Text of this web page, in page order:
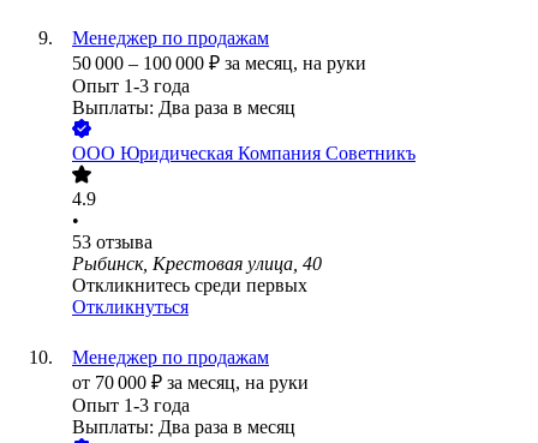
Менеджер по продажам
50 000 – 100 000 ₽ за месяц, на руки
Опыт 1-3 года
Выплаты: Два раза в месяц
ООО Юридическая Компания Советникъ
4.9
•
53 отзыва
Рыбинск, Крестовая улица, 40
Откликнитесь среди первых
Откликнуться
Менеджер по продажам
от 70 000 ₽ за месяц, на руки
Опыт 1-3 года
Выплаты: Два раза в месяц